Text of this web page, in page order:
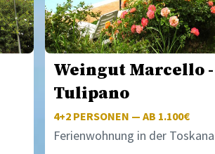
Weingut Marcello -
Tulipano
4+2 PERSONEN — AB 1.100€
Ferienwohnung in der Toskana